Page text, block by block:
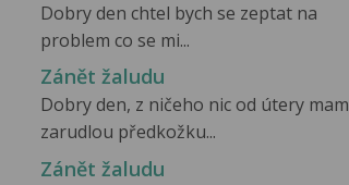
Dobry den chtel bych se zeptat na
problem co se mi...
Zánět žaludu
Dobry den, z ničeho nic od útery mam
zarudlou předkožku...
Zánět žaludu